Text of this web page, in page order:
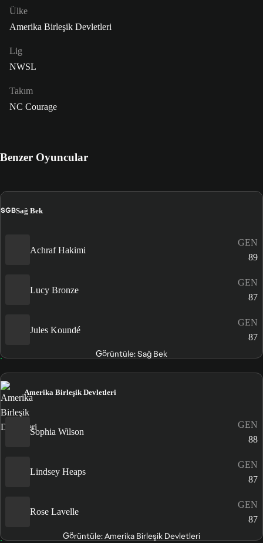
Ülke
Amerika Birleşik Devletleri
Lig
NWSL
Takım
NC Courage
Benzer Oyuncular
SĞBSağ Bek
Achraf Hakimi
GEN
89
Lucy Bronze
GEN
87
Jules Koundé
GEN
87
Görüntüle: Sağ Bek
Amerika Birleşik Devletleri
Sophia Wilson
GEN
88
Lindsey Heaps
GEN
87
Rose Lavelle
GEN
87
Görüntüle: Amerika Birleşik Devletleri